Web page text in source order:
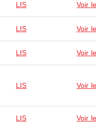
LIS Voir
LIS Voir
LIS Voir
LIS Voir
LIS Voir